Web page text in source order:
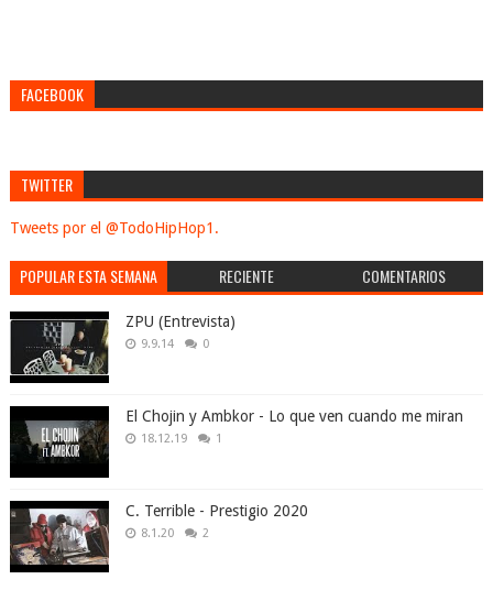
FACEBOOK
TWITTER
Tweets por el @TodoHipHop1.
POPULAR ESTA SEMANA RECIENTE COMENTARIOS
ZPU (Entrevista)
9.9.14 0
El Chojin y Ambkor - Lo que ven cuando me miran
18.12.19 1
C. Terrible - Prestigio 2020
8.1.20 2